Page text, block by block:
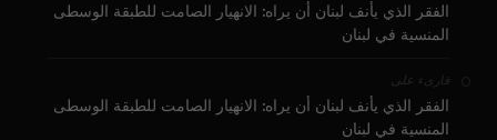
الفقر الذي يأنف لبنان أن يراه: الانهيار الصامت للطبقة الوسطى
المنسية في لبنان
قارىء على
الفقر الذي يأنف لبنان أن يراه: الانهيار الصامت للطبقة الوسطى
المنسية في لبنان